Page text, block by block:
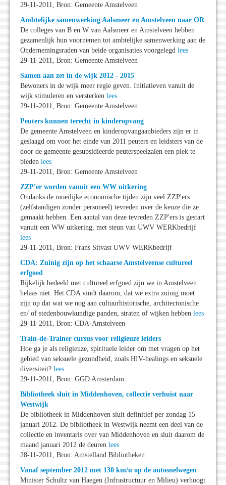
29-11-2011, Bron: Gemeente Amstelveen
Ambtelijke samenwerking Aalsmeer en Amstelveen naar OR
De colleges van B en W van Aalsmeer en Amstelveen hebben
gezamenlijk hun voornemen tot ambtelijke samenwerking aan de
Ondernemingsraden van beide organisaties voorgelegd lees
29-11-2011, Bron: Gemeente Amstelveen
Samen aan zet in de wijk 2012 - 2015
Bewoners in de wijk meer regie geven. Initiatieven vanuit de
wijk stimuleren en versterken lees
29-11-2011, Bron: Gemeente Amstelveen
Peuters kunnen terecht in kinderopvang
De gemeente Amstelveen en kinderopvangaanbieders zijn er in
geslaagd om voor het einde van 2011 peuters en leidsters van de
door de gemeente gesubsidieerde peuterspeelzalen een plek te
bieden lees
29-11-2011, Bron: Gemeente Amstelveen
ZZP'er worden vanuit een WW uitkering
Ondanks de moeilijke economische tijden zijn veel ZZP'ers
(zelfstandigen zonder personeel) tevreden over de keuze die ze
gemaakt hebben. Een aantal van deze tevreden ZZP'ers is gestart
vanuit een WW uitkering, met steun van UWV WERKbedrijf
lees
29-11-2011, Bron: Frans Sitvast UWV WERKbedrijf
CDA: Zuinig zijn op het schaarse Amstelveense cultureel
erfgoed
Rijkelijk bedeeld met cultureel erfgoed zijn we in Amstelveen
helaas niet. Het CDA vindt daarom, dat we extra zuinig moet
zijn op dat wat we nog aan cultuurhistorische, architectonische
en/ of stedenbouwkundige panden, straten of wijken hebben lees
29-11-2011, Bron: CDA-Amstelveen
Train-de-Trainer cursus voor religieuze leiders
Hoe ga je als religieuze, spirituele leider om met vragen op het
gebied van seksuele gezondheid, zoals HIV-healings en seksuele
diversiteit? lees
29-11-2011, Bron: GGD Amsterdam
Bibliotheek sluit in Middenhoven, collectie verhuist naar
Westwijk
De bibliotheek in Middenhoven sluit definitief per zondag 15
januari 2012. De bibliotheek in Westwijk neemt een deel van de
collectie en inventaris over van Middenhoven en sluit daarom de
maand januari 2012 de deuren lees
28-11-2011, Bron: Amstelland Bibliotheken
Vanaf september 2012 met 130 km/u op de autosnelwegen
Minister Schultz van Haegen (Infrastructuur en Milieu) verhoogt